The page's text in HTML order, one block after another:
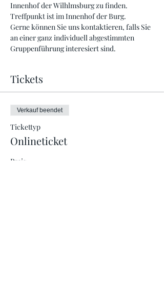
Innenhof der Wilhlmsburg zu finden.
Treffpunkt ist im Innenhof der Burg.
Gerne können Sie uns kontaktieren, falls Sie
an einer ganz individuell abgestimmten
Gruppenführung interesiert sind.
Tickets
Verkauf beendet
Tickettyp
Onlineticket
Preis